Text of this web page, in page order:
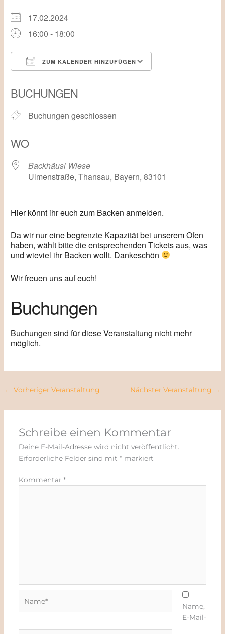
17.02.2024
16:00 - 18:00
ZUM KALENDER HINZUFÜGEN
BUCHUNGEN
Buchungen geschlossen
WO
Backhäusl Wiese
Ulmenstraße, Thansau, Bayern, 83101
Hier könnt ihr euch zum Backen anmelden.
Da wir nur eine begrenzte Kapazität bei unserem Ofen
haben, wählt bitte die entsprechenden Tickets aus, was
und wieviel ihr Backen wollt. Dankeschön
Wir freuen uns auf euch!
Buchungen
Buchungen sind für diese Veranstaltung nicht mehr
möglich.
← Vorheriger Veranstaltung Nächster Veranstaltung →
Schreibe einen Kommentar
Deine E-Mail-Adresse wird nicht veröffentlicht.
Erforderliche Felder sind mit *markiert
Kommentar *
Name,
E-Mail-